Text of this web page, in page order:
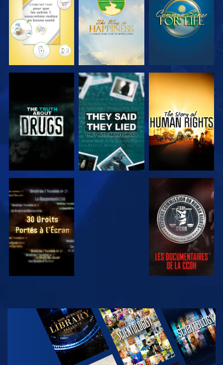
REGARDER REGARDER
REGARDER REGARDER
REGARDER
DÉCOUVRIR
LES SÉRIES